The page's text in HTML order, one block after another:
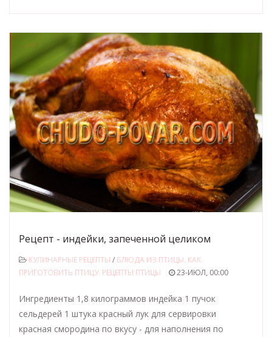
Рецепт - индейки, запеченной целиком
КУЛИНАРНЫЕ РЕЦЕПТЫ / БЛЮДА ИЗ ПТИЦЫ. КАК
ПРИГОТОВИТЬ ПТИЦУ. РЕЦЕПТЫ ПТИЦЫ
23-ИЮЛ, 00:00
Ингредиенты 1,8 килограммов индейка 1 пучок
сельдерей 1 штука красный лук для сервировки
красная смородина по вкусу - для наполнения по